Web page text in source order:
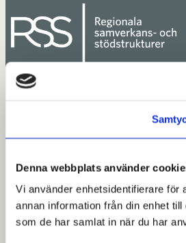
Denna webbplats använder
Vi använder enhetsidentifierare för
annan information från din enhet
som de har samlat in när du har